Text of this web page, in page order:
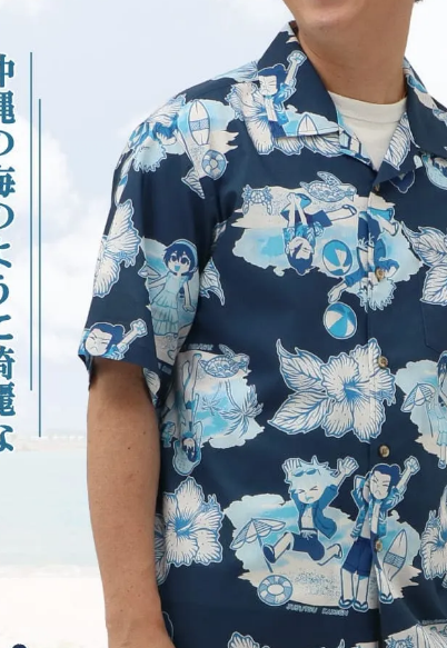
店舗取り寄せ申請
店舗取り寄せ申請
平日・土日祝ともに午前
ております。
お届けの目安は、本州・
は3日後、沖縄県内は翌
※確約ではありません。
お届けが遅れる場合が